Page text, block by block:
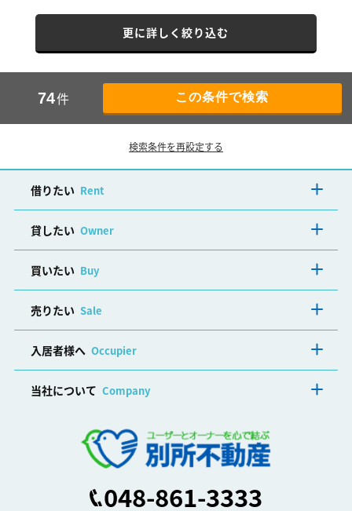
更に詳しく絞り込む
74件
検索条件を再設定する
借りたい Rent
貸したい Owner
買いたい Buy
売りたい Sale
入居者様へ Occupier
当社について Company
048-861-3333